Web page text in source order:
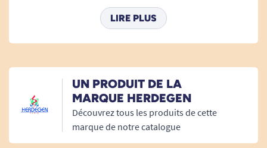
matériel commandé est en parfaite adéquation avec
mes attentes pour le bien être et le confort médical. Je
24/09/2016
Bon achat
LIRE PLUS
UN PRODUIT DE LA
MARQUE HERDEGEN
Découvrez tous les produits de cette
marque de notre catalogue